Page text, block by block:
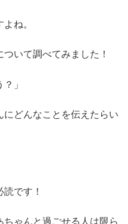
ね。
いて調べてみました！
」
にどんなことを伝えたらい
です！
ゃんと過ごせる人は限ら